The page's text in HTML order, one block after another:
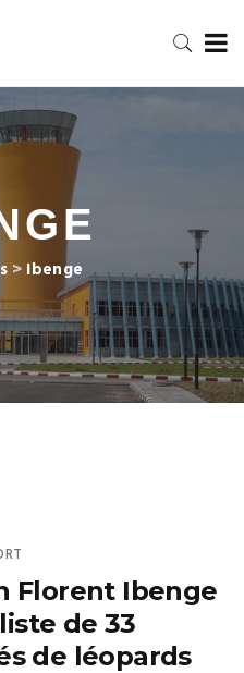
> Ibenge
Florent Ibenge
de 33
de léopards